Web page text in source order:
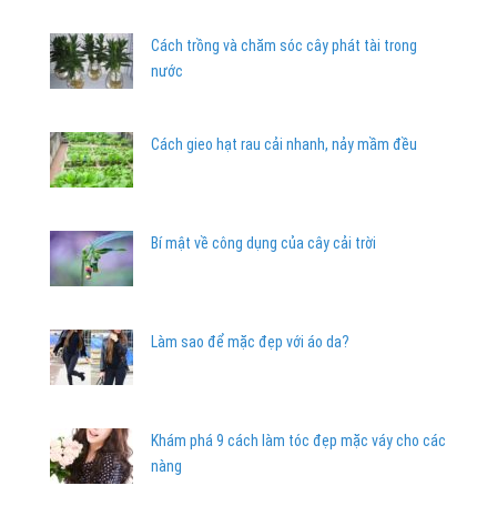
Cách trồng và chăm sóc cây phát tài trong
nước
Cách gieo hạt rau cải nhanh, nảy mầm đều
Bí mật về công dụng của cây cải trời
Làm sao để mặc đẹp với áo da?
Khám phá 9 cách làm tóc đẹp mặc váy cho các
nàng